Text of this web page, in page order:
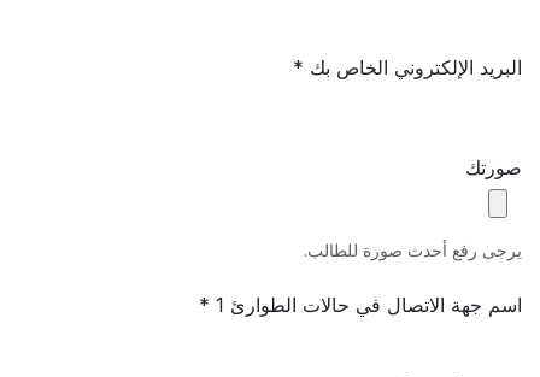
البريد الإلكتروني الخاص بك *
صورتك
يرجى رفع أحدث صورة للطالب.
اسم جهة الاتصال في حالات الطوارئ 1 *